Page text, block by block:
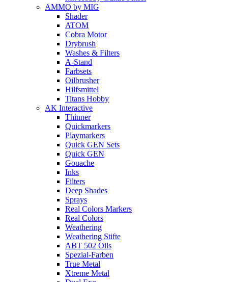
AMMO by MIG
Shader
ATOM
Cobra Motor
Drybrush
Washes & Filters
A-Stand
Farbsets
Oilbrusher
Hilfsmittel
Titans Hobby
AK Interactive
Thinner
Quickmarkers
Playmarkers
Quick GEN Sets
Quick GEN
Gouache
Inks
Filters
Deep Shades
Sprays
Real Colors Markers
Real Colors
Weathering
Weathering Stifte
ABT 502 Oils
Spezial-Farben
True Metal
Xtreme Metal